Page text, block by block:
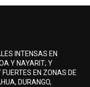
INTENSAS EN
Y NAYARIT; Y
EN ZONAS DE
DURANGO,